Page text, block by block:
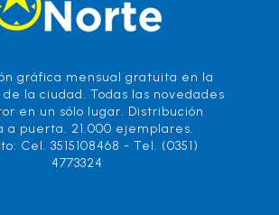
gráfica mensual gratuita en la
la ciudad. Todas las novedades
en un sólo lugar. Distribución
a puerta. 21.000 ejemplares.
Cel. 3515108468 - Tel. (0351)
4773324